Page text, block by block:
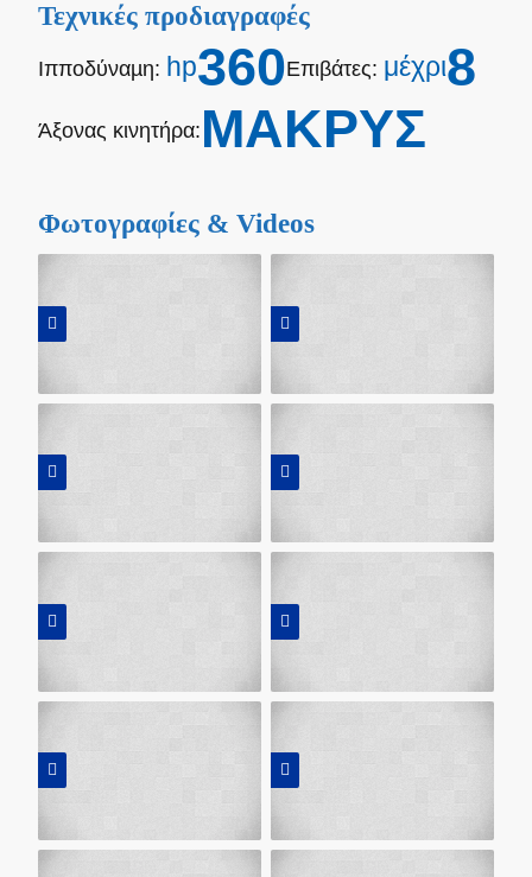
Τεχνικές προδιαγραφές
Ιπποδύναµη: hp360Επιβάτες: μέχρι8
Άξονας κινητήρα: ΜΑΚΡΥΣ
Φωτογραφίες & Videos